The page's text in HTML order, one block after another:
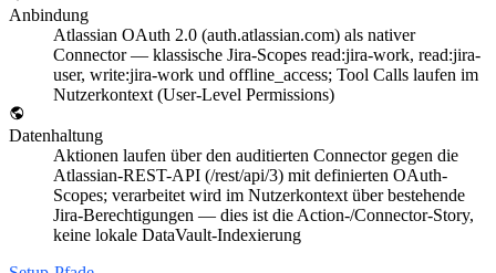
Anbindung
Atlassian OAuth 2.0 (auth.atlassian.com) als nativer
Connector — klassische Jira-Scopes read:jira-work, read:jira-
user, write:jira-work und offline_access; Tool Calls laufen im
Nutzerkontext (User-Level Permissions)
Datenhaltung
Aktionen laufen über den auditierten Connector gegen die
Atlassian-REST-API (/rest/api/3) mit definierten OAuth-
Scopes; verarbeitet wird im Nutzerkontext über bestehende
Jira-Berechtigungen — dies ist die Action-/Connector-Story,
keine lokale DataVault-Indexierung